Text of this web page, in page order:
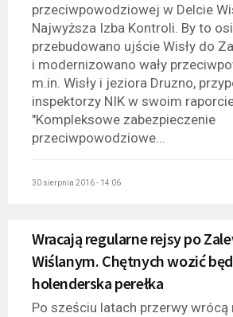
przeciwpowodziowej w Delcie
Najwyższa Izba Kontroli. By to
przebudowano ujście Wisły do
i modernizowano wały
m.in. Wisły i jeziora Druzno,
inspektorzy NIK w swoim
"Kompleksowe zabezpieczenie
przeciwpowodziowe...
30 sierpnia 2016 - 14:06
Wracają regularne rejsy po
Wiślanym. Chętnych wozić
holenderska perełka
Po sześciu latach przerwy wrócą